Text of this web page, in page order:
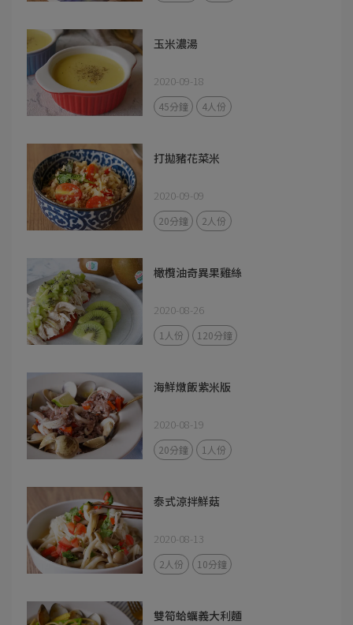
玉米濃湯
2020-09-18
45分鐘 4人份
打拋豬花菜米
2020-09-09
20分鐘 2人份
橄欖油奇異果雞絲
2020-08-26
1人份 120分鐘
海鮮燉飯紫米版
2020-08-19
20分鐘 1人份
泰式涼拌鮮菇
2020-08-13
2人份 10分鐘
雙筍蛤蠣義大利麵